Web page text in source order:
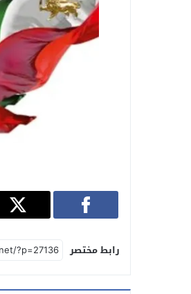
رابط مختصر